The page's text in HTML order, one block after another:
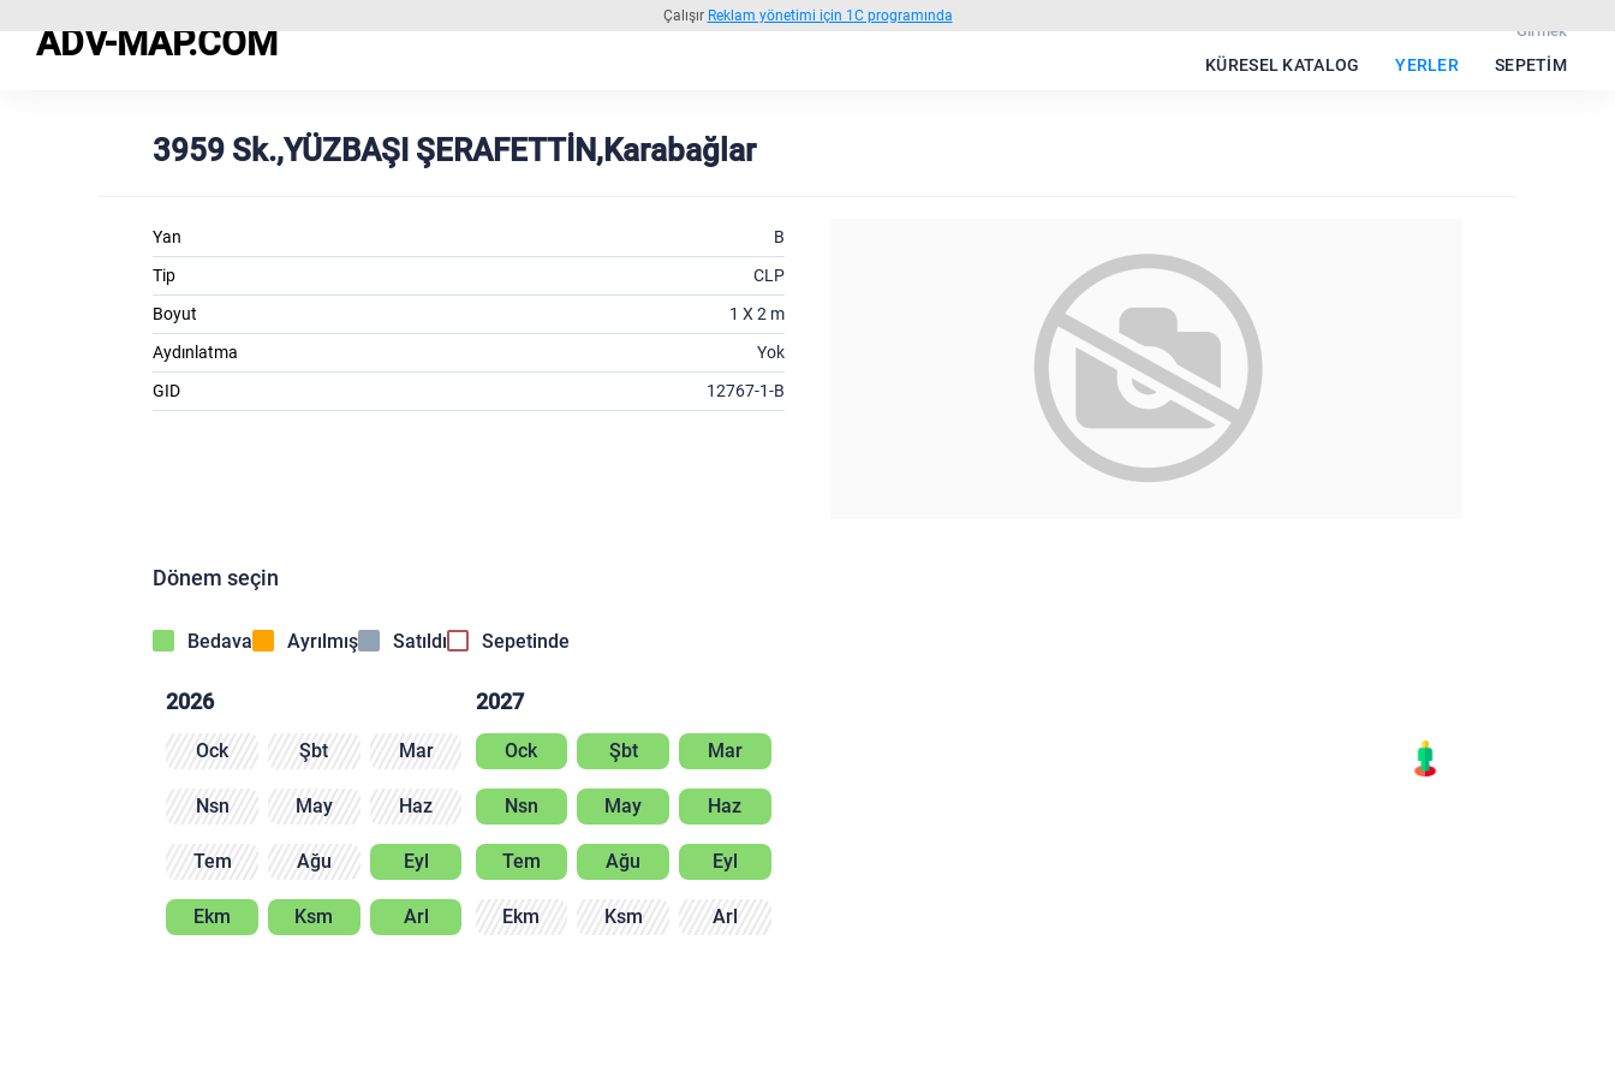
Çalışır Reklam yönetimi için 1C programında
ADV-MAP.COM Girmek
KÜRESEL KATALOG YERLER SEPETIM
3959 Sk.,YÜZBAŞI ŞERAFETTİN,Karabağlar
Yan
B
Tip
CLP
Boyut
1 X 2 m
Aydınlatma
Yok
GID
12767-1-B
Dönem seçin
Bedava Ayrılmış Satıldı Sepetinde
2026
Ock Şbt Mar
Nsn May Haz
Tem Ağu Eyl
Ekm Ksm Arl
2027
Ock Şbt Mar
Nsn May Haz
Tem Ağu Eyl
Ekm Ksm Arl